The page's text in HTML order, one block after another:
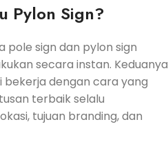
Pylon Sign?
pole sign dan pylon sign
secara instan. Keduanya
dengan cara yang
terbaik selalu
tujuan branding, dan